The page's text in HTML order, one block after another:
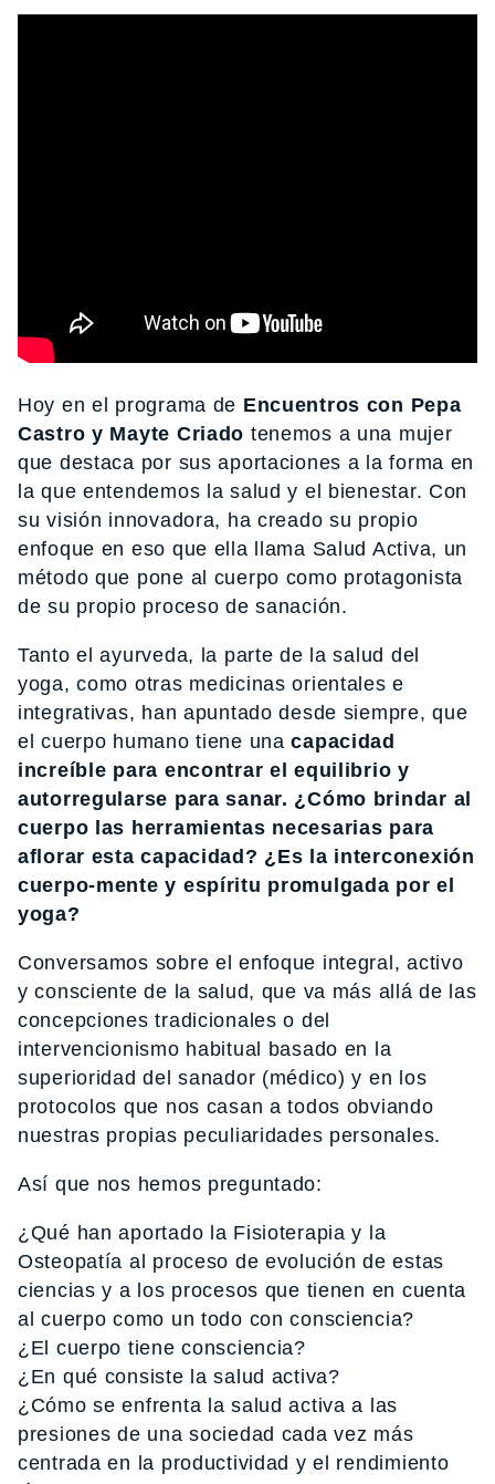
Hoy en el programa de Encuentros con Pepa
Castro y Mayte Criado tenemos a una mujer
que destaca por sus aportaciones a la forma en
la que entendemos la salud y el bienestar. Con
su visión innovadora, ha creado su propio
enfoque en eso que ella llama Salud Activa, un
método que pone al cuerpo como protagonista
de su propio proceso de sanación.
Tanto el ayurveda, la parte de la salud del
yoga, como otras medicinas orientales e
integrativas, han apuntado desde siempre, que
el cuerpo humano tiene una capacidad
increíble para encontrar el equilibrio y
autorregularse para sanar. ¿Cómo brindar al
cuerpo las herramientas necesarias para
aflorar esta capacidad? ¿Es la interconexión
cuerpo-mente y espíritu promulgada por el
yoga?
Conversamos sobre el enfoque integral, activo
y consciente de la salud, que va más allá de las
concepciones tradicionales o del
intervencionismo habitual basado en la
superioridad del sanador (médico) y en los
protocolos que nos casan a todos obviando
nuestras propias peculiaridades personales.
Así que nos hemos preguntado:
¿Qué han aportado la Fisioterapia y la
Osteopatía al proceso de evolución de estas
ciencias y a los procesos que tienen en cuenta
al cuerpo como un todo con consciencia?
¿El cuerpo tiene consciencia?
¿En qué consiste la salud activa?
¿Cómo se enfrenta la salud activa a las
presiones de una sociedad cada vez más
centrada en la productividad y el rendimiento